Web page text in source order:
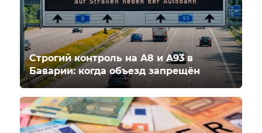
Строгий контроль на A8 и A93 в
Баварии: когда объезд запрещён